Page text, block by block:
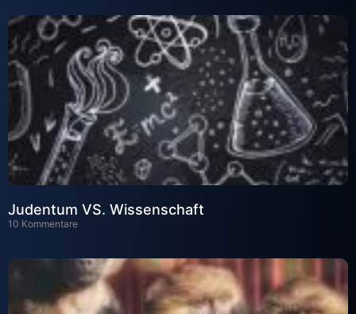
Judentum VS. Wissenschaft
10 Kommentare